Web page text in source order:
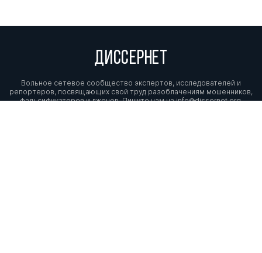
ДИССЕРНЕТ
Вольное сетевое сообщество экспертов, исследователей и
репортеров, посвящающих свой труд разоблачениям мошенников,
фальсификаторов и лжецов. Пишите нам наinfo@dissernet.org.